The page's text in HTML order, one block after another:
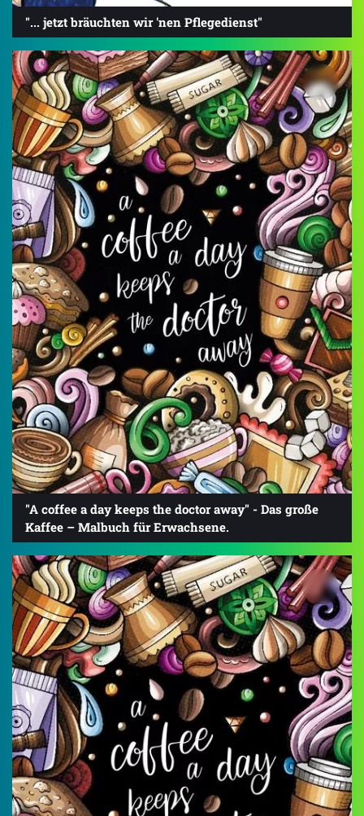
"... jetzt bräuchten wir 'nen Pflegedienst"
"A coffee a day keeps the doctor away" - Das große
Kaffee – Malbuch für Erwachsene.